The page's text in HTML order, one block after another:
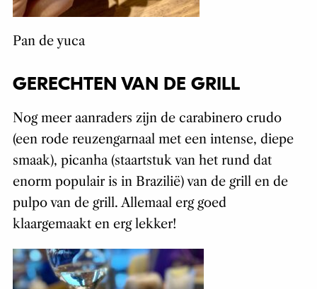
Pan de yuca
GERECHTEN VAN DE GRILL
Nog meer aanraders zijn de carabinero crudo
(een rode reuzengarnaal met een intense, diepe
smaak), picanha (staartstuk van het rund dat
enorm populair is in Brazilië) van de grill en de
pulpo van de grill. Allemaal erg goed
klaargemaakt en erg lekker!